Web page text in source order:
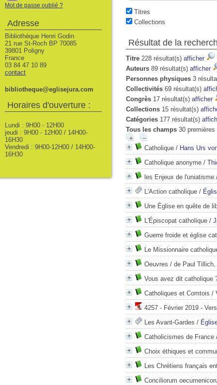
Titres
Collections
Résultat de la
Titre 228 résultat(s) afficher
Auteurs 89 résultat(s) afficher
Personnes physiques 3
Collectivités 69 résultat(s)
Congrès 17 résultat(s) afficher
Collections 15 résultat(s)
Catégories 177 résultat(s)
Tous les champs 30
Catholique / Hans Urs
Catholique anonyme /
les Enjeux de l'uniatisme
L'Action catholique /
Une Église en quête de
L'Épiscopat catholique /
Guerre froide et église
Le Missionnaire
Oeuvres / de Paul
Vous avez dit catholique
Catholiques et Comtois /
4257 - Février 2019 -
Les Avant-Gardes /
Catholicismes de France
Choix éthiques et
Les Chrétiens français
Conciliorum
Mot de passe oublié ?
Adresse
Bibliothèque Henri Godin
21 rue St-Roch BP 70085
39801 Poligny
France
03 84 47 10 89
contact
bibliotheque@eglisejura.com
Horaires d'ouverture :
Lundi : 9H00 - 12H00
jeudi : 9H00 - 12H00 / 14H00-
16H30
Vendredi : 9H00-12H00 / 14H00-
16H30